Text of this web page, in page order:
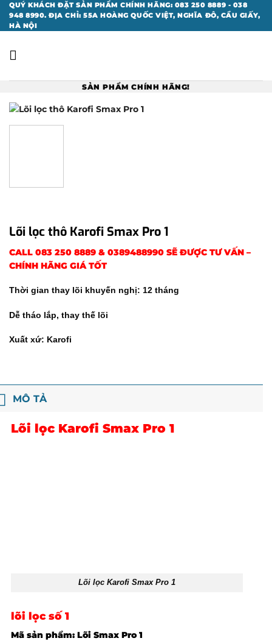
Bỏ
qua
nội
QUÝ KHÁCH ĐẶT SẢN PHẨM CHÍNH HÃNG: 083 250 8889 - 038
948 8990. ĐỊA CHỈ: 55A HOÀNG QUỐC VIỆT, NGHĨA ĐÔ, CẦU GIẤY,
HÀ NỘI
SẢN PHẨM CHÍNH HÃNG!
Lõi lọc thô Karofi Smax Pro 1
CALL 083 250 8889 & 0389488990 SẼ ĐƯỢC TƯ VẤN –
CHÍNH HÃNG GIÁ TỐT
Thời gian thay lõi khuyến nghị: 12 tháng
Dễ tháo lắp, thay thế lõi
Xuất xứ: Karofi
MÔ TẢ
Lõi lọc Karofi Smax Pro 1
Lõi lọc Karofi Smax Pro 1
lõi lọc số 1
Mã sản phẩm: Lõi Smax Pro 1